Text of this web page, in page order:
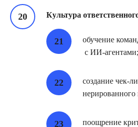
Культура
обучение
с ИИ‑агентами;
создание
нерированного
поощрение